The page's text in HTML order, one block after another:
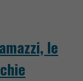
le